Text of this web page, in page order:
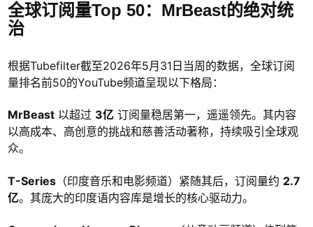
全球订阅量Top 50：MrBeast的绝对统
治
根据Tubefilter截至2026年5月31日当周的数据，全球订阅
量排名前50的YouTube频道呈现以下格局：
MrBeast 以超过 3亿 订阅量稳居第一，遥遥领先。其内容
以高成本、高创意的挑战和慈善活动著称，持续吸引全球观
众。
T-Series （印度音乐和电影频道）紧随其后，订阅量约 2.7
亿。其庞大的印度语内容库是增长的核心驱动力。